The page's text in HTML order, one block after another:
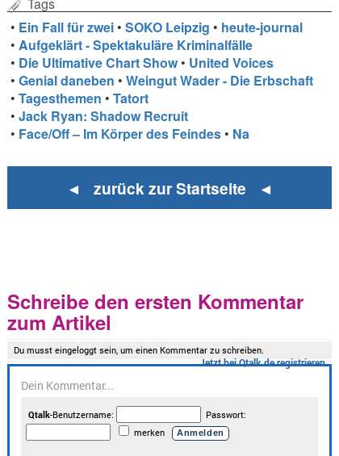
Tags
• Ein Fall für zwei •SOKO Leipzig • heute-journal
•Aufgeklärt - Spektakuläre Kriminalfälle
• Die Ultimative Chart Show • United Voices
•Genial daneben •Weingut Wader - Die Erbschaft
•Tagesthemen •Tatort
•Jack Ryan: Shadow Recruit
• Face/Off – Im Körper des Feindes • Na
◄ zurück zur Startseite ◄
Schreibe den ersten Kommentar
zum Artikel